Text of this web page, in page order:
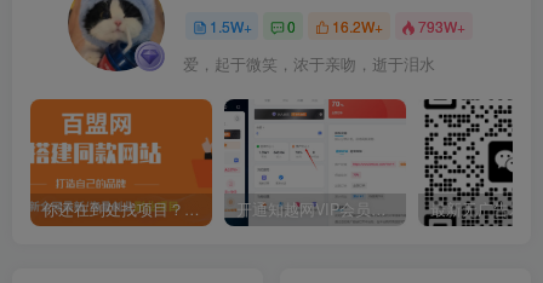
1.5W+ 0 16.2W+ 793W+
爱，起于微笑，浓于亲吻，逝于泪水
你还在到处找项目？还在当韭菜？我靠卖项目一个月收入5万+，曾经我也是个失败者。 开通知越网VIP会员，尊享全站资源免费下载，享70%的推广提成！！【限时五折优惠】